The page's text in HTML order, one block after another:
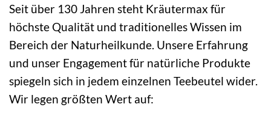
Seit über 130 Jahren steht Kräutermax für
höchste Qualität und traditionelles Wissen im
Bereich der Naturheilkunde. Unsere Erfahrung
und unser Engagement für natürliche Produkte
spiegeln sich in jedem einzelnen Teebeutel wider.
Wir legen größten Wert auf: